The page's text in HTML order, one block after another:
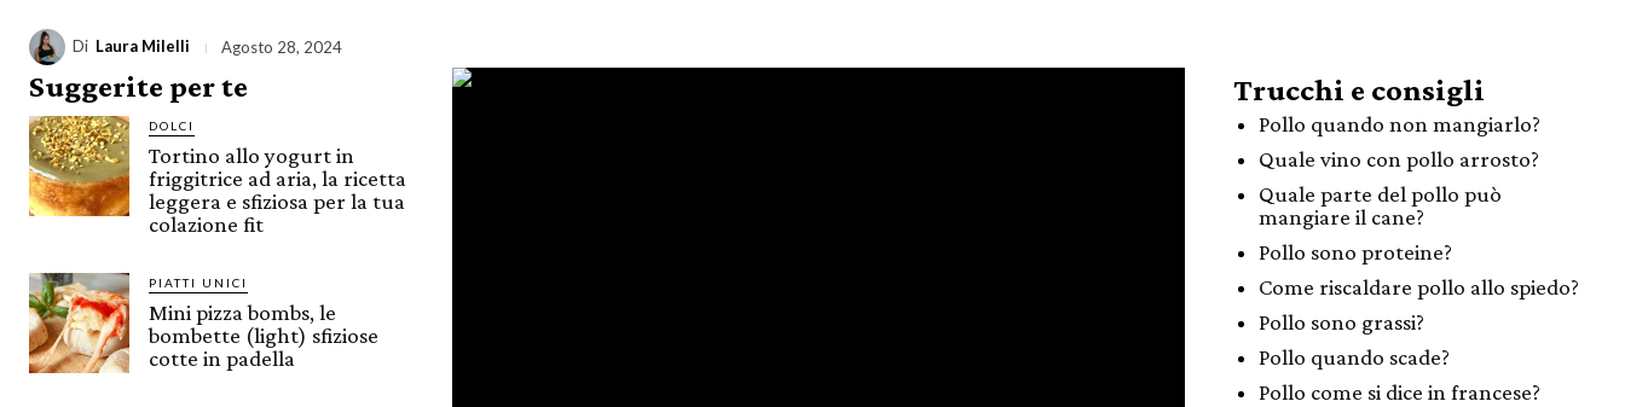
Di Laura Milelli Agosto 28, 2024
Suggerite per te
DOLCI
Tortino allo yogurt in
friggitrice ad aria, la ricetta
leggera e sfiziosa per la tua
colazione fit
PIATTI UNICI
Mini pizza bombs, le
bombette (light) sfiziose
cotte in padella
Trucchi e consigli
Pollo quando non mangiarlo?
Quale vino con pollo arrosto?
Quale parte del pollo può
mangiare il cane?
Pollo sono proteine?
Come riscaldare pollo allo spiedo?
Pollo sono grassi?
Pollo quando scade?
Pollo come si dice in francese?